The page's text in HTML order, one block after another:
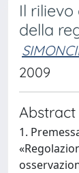
Il
della
2009
Abstract
1.